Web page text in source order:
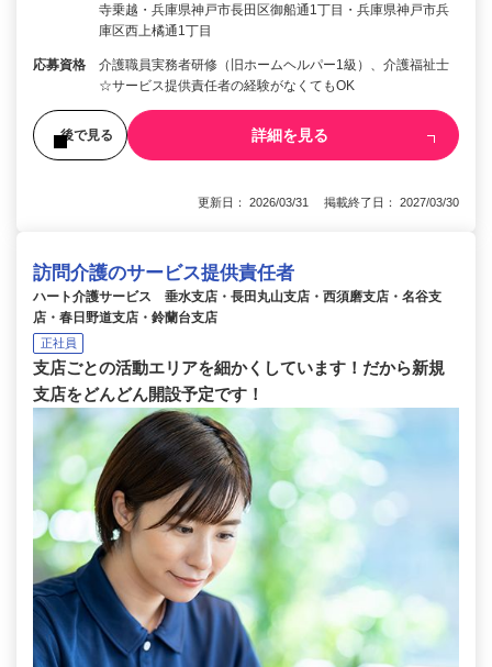
寺乗越・兵庫県神戸市長田区御船通1丁目・兵庫県神戸市兵
庫区西上橘通1丁目
応募資格
介護職員実務者研修（旧ホームヘルパー1級）、介護福祉士
☆サービス提供責任者の経験がなくてもOK
後で見る 詳細を見る
更新日： 2026/03/31 掲載終了日： 2027/03/30
訪問介護のサービス提供責任者
ハート介護サービス 垂水支店・長田丸山支店・西須磨支店・名谷支
店・春日野道支店・鈴蘭台支店
正社員
支店ごとの活動エリアを細かくしています！だから新規
支店をどんどん開設予定です！